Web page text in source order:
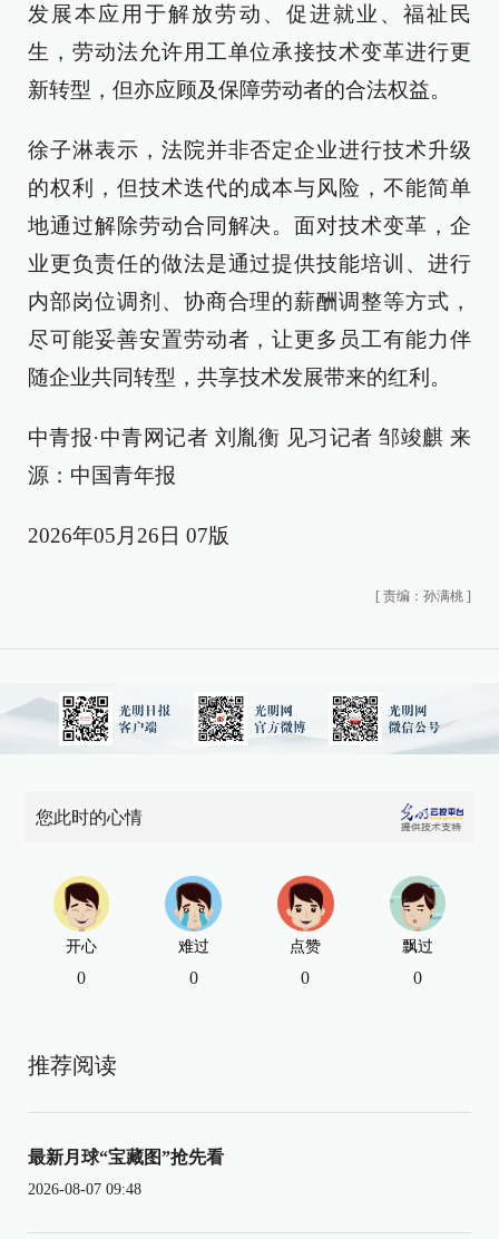
发展本应用于解放劳动、促进就业、福祉民
生，劳动法允许用工单位承接技术变革进行更
新转型，但亦应顾及保障劳动者的合法权益。
徐子淋表示，法院并非否定企业进行技术升级
的权利，但技术迭代的成本与风险，不能简单
地通过解除劳动合同解决。面对技术变革，企
业更负责任的做法是通过提供技能培训、进行
内部岗位调剂、协商合理的薪酬调整等方式，
尽可能妥善安置劳动者，让更多员工有能力伴
随企业共同转型，共享技术发展带来的红利。
中青报·中青网记者 刘胤衡 见习记者 邹竣麒 来
源：中国青年报
2026年05月26日 07版
[ 责编：孙满桃 ]
您此时的心情
开心
0
难过
0
点赞
0
飘过
0
推荐阅读
最新月球“宝藏图”抢先看
2026-08-07 09:48